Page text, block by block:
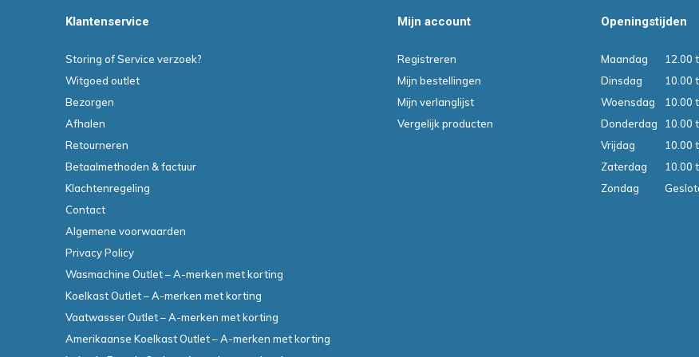
Klantenservice
Storing of Service verzoek?
Witgoed outlet
Bezorgen
Afhalen
Retourneren
Betaalmethoden & factuur
Klachtenregeling
Contact
Algemene voorwaarden
Privacy Policy
Wasmachine Outlet – A-merken met korting
Koelkast Outlet – A-merken met korting
Vaatwasser Outlet – A-merken met korting
Amerikaanse Koelkast Outlet – A-merken met korting
Mijn account
Registreren
Mijn bestellingen
Mijn verlanglijst
Vergelijk producten
Openingstijden
Maandag
12.00
Dinsdag
10.00
Woensdag
10.00
Donderdag
10.00
Vrijdag
10.00
Zaterdag
10.00
Zondag